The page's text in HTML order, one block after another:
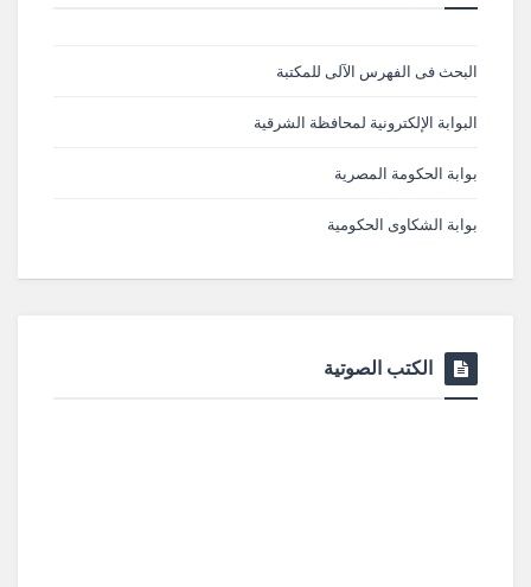
البحث فى الفهرس الآلى للمكتبة
البوابة الإلكترونية لمحافظة الشرقية
بوابة الحكومة المصرية
بوابة الشكاوى الحكومية
الكتب الصوتية